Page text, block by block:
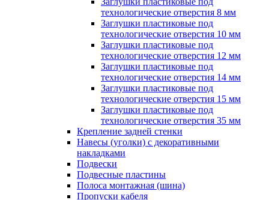
технологические отверстия 8 мм
Заглушки пластиковые под
технологические отверстия 10 мм
Заглушки пластиковые под
технологические отверстия 12 мм
Заглушки пластиковые под
технологические отверстия 14 мм
Заглушки пластиковые под
технологические отверстия 15 мм
Заглушки пластиковые под
технологические отверстия 35 мм
Крепление задней стенки
Навесы (уголки) с декоративными
накладками
Подвески
Подвесные пластины
Полоса монтажная (шина)
Пропуски кабеля